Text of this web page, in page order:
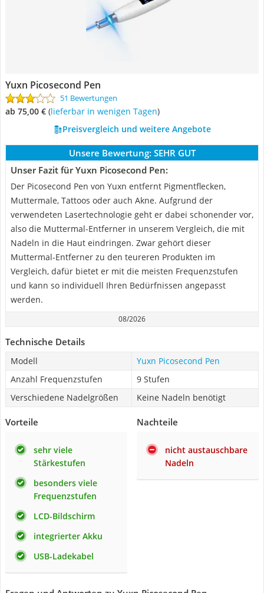
Yuxn Picosecond Pen
51 Bewertungen
ab 75,00 € ( Lieferbar in wenigen Tagen)
Preisvergleich und weitere Angebote
Unsere Bewertung: SEHR GUT
Unser Fazit für Yuxn Picosecond Pen:
Der Picosecond Pen von Yuxn entfernt Pigmentflecken,
Muttermale, Tattoos oder auch Akne. Aufgrund der
verwendeten Lasertechnologie geht er dabei schonender vor,
also die Muttermal-Entferner in unserem Vergleich, die mit
Nadeln in die Haut eindringen. Zwar gehört dieser
Muttermal-Entferner zu den teureren Produkten im
Vergleich, dafür bietet er mit die meisten Frequenzstufen
und kann so individuell Ihren Bedürfnissen angepasst
werden.
08/2026
Technische Details
Modell
Yuxn Picosecond Pen
Anzahl Frequenzstufen
9 Stufen
Verschiedene Nadelgrößen
Keine Nadeln benötigt
Vorteile
sehr viele
Stärkestufen
besonders viele
Frequenzstufen
LCD-Bildschirm
integrierter Akku
USB-Ladekabel
Nachteile
nicht austauschbare
Nadeln